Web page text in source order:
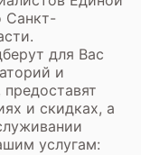
Санкт-
для Вас
и
и скидках, а
услугам: